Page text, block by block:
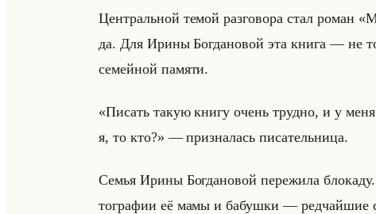
Цен­тральной темой раз­го­во­ра стал роман
да. Для Ирины Бог­да­но­вой эта книга — не
се­мейной па­мя­ти.
«Писать такую книгу очень трудно, и у
я, то кто?» — при­зна­лась пи­са­тельни­ца.
Семья Ирины Бог­да­но­вой пе­ре­жи­ла
то­гра­фии её мамы и ба­буш­ки — ред­чайшие